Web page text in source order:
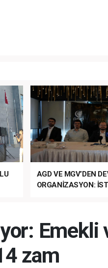
AGD VE MGV’DEN
ORGANİZASYON:
Emekli
zam